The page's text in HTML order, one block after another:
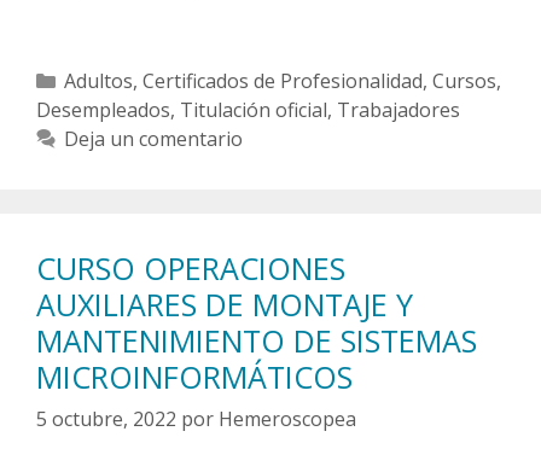
Categorías
Adultos, Certificados de Profesionalidad, Cursos,
Desempleados, Titulación oficial, Trabajadores
Deja un comentario
CURSO OPERACIONES
AUXILIARES DE MONTAJE Y
MANTENIMIENTO DE SISTEMAS
MICROINFORMÁTICOS
5 octubre, 2022 por Hemeroscopea